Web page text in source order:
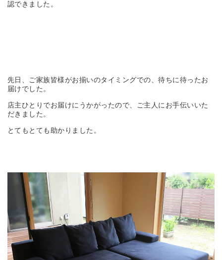
認できました。
先日、ご家族皆様がお揃いのタイミングでの、待ちに待ったお
届けでした。
店主ひとりでお届けにうかがったので、ご主人にお手伝いいた
だきました。
とてもとても助かりました。